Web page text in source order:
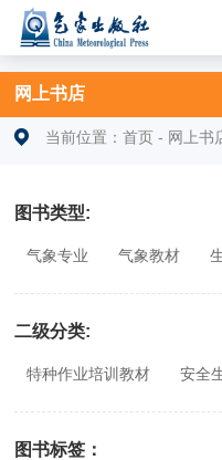
网上书店
当前位置：首页 - 网上书
图书类型:
气象专业 气象教材
二级分类:
特种作业培训教材
安全
图书标签：